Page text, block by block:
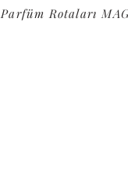
Parfüm Rotaları